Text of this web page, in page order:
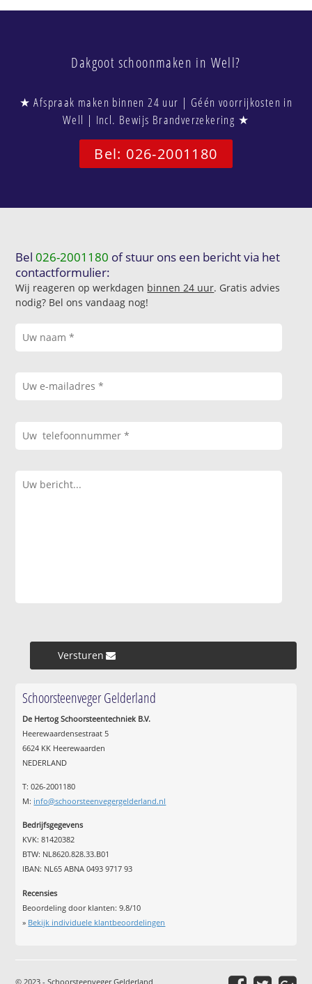
Dakgoot schoonmaken in Well?
★ Afspraak maken binnen 24 uur | Géén voorrijkosten in
Well | Incl. Bewijs Brandverzekering ★
Bel: 026-2001180
Bel026-2001180 of stuur ons een bericht via het
contactformulier:
Wij reageren op werkdagen binnen 24 uur. Gratis advies
nodig? Bel ons vandaag nog!
Versturen »
Schoorsteenveger Gelderland
De Hertog Schoorsteentechniek B.V.
Heerewaardensestraat 5
6624 KK Heerewaarden
NEDERLAND
T: 026-2001180
M: info@schoorsteenvegergelderland.nl
Bedrijfsgegevens
KVK: 81420382
BTW: NL8620.828.33.B01
IBAN: NL65 ABNA 0493 9717 93
Recensies
Beoordeling door klanten:9.8/10
» Bekijk individuele klantbeoordelingen
© 2023 - Schoorsteenveger Gelderland